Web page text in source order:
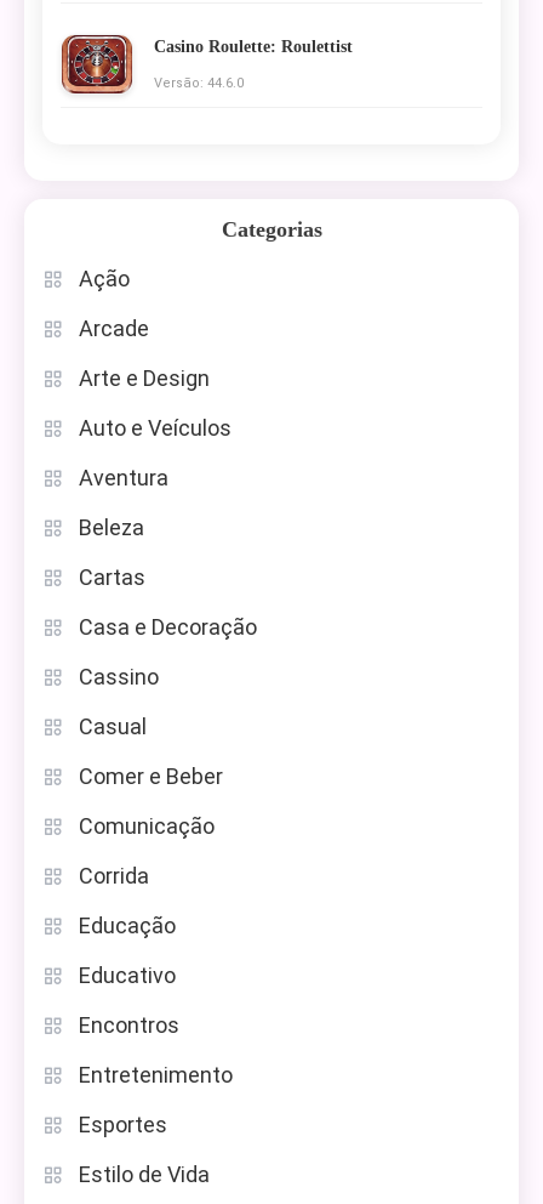
Casino Roulette: Roulettist
Versão: 44.6.0
Categorias
Ação
Arcade
Arte e Design
Auto e Veículos
Aventura
Beleza
Cartas
Casa e Decoração
Cassino
Casual
Comer e Beber
Comunicação
Corrida
Educação
Educativo
Encontros
Entretenimento
Esportes
Estilo de Vida